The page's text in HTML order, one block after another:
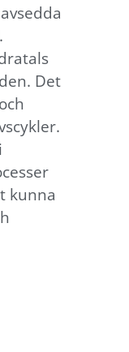
Det
kunna